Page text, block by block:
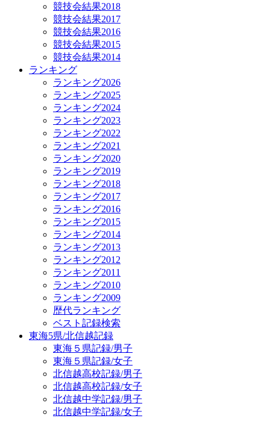
競技会結果2018
競技会結果2017
競技会結果2016
競技会結果2015
競技会結果2014
ランキング
ランキング2026
ランキング2025
ランキング2024
ランキング2023
ランキング2022
ランキング2021
ランキング2020
ランキング2019
ランキング2018
ランキング2017
ランキング2016
ランキング2015
ランキング2014
ランキング2013
ランキング2012
ランキング2011
ランキング2010
ランキング2009
歴代ランキング
ベスト記録検索
東海5県/北信越記録
東海５県記録/男子
東海５県記録/女子
北信越高校記録/男子
北信越高校記録/女子
北信越中学記録/男子
北信越中学記録/女子